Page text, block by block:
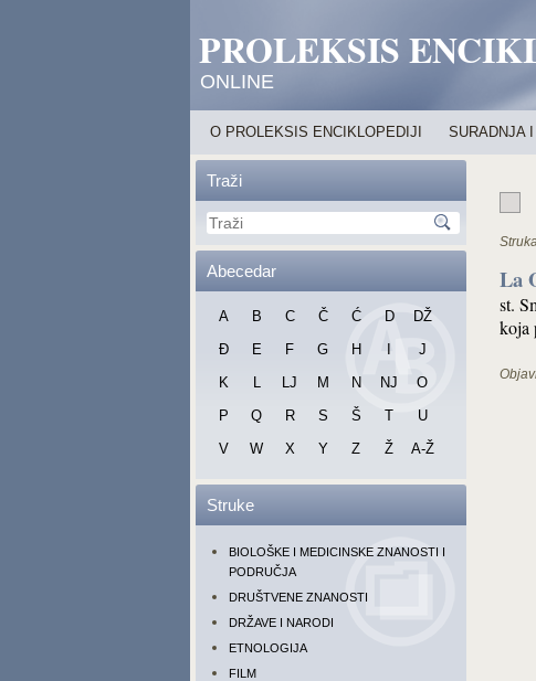
PROLEKSIS
ONLINE
O PROLEKSIS ENCIKLOPEDIJI SURADNJA
Traži
Abecedar
A B C Č Ć D
DŽ
Đ
E F G H
J
K
L LJ M N NJ
O
P
Q R S Š T
U
V
W X Y Z Ž A-Ž
Struke
BIOLOŠKE I MEDICINSKE ZNANOSTI I
PODRUČJA
DRUŠTVENE ZNANOSTI
DRŽAVE I NARODI
ETNOLOGIJA
FILM
La
st.
koja